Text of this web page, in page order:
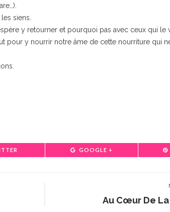
siens.
y retourner et pourquoi pas avec ceux qui le
pour y nourrir notre âme de cette nourriture qui
GOOGLE +
Au Cœur De